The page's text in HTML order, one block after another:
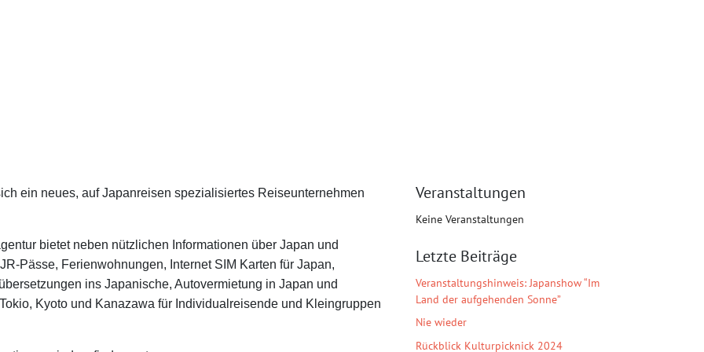
ein neues, auf Japanreisen spezialisiertes Reiseunternehmen
bietet neben nützlichen Informationen über Japan und
Pässe, Ferienwohnungen, Internet SIM Karten für Japan,
ins Japanische, Autovermietung in Japan und
Kyoto und Kanazawa für Individualreisende und Kleingruppen
Veranstaltungen
Keine Veranstaltungen
Letzte Beiträge
Veranstaltungshinweis: Japanshow “Im
Land der aufgehenden Sonne”
Nie wieder
Rückblick Kulturpicknick 2024